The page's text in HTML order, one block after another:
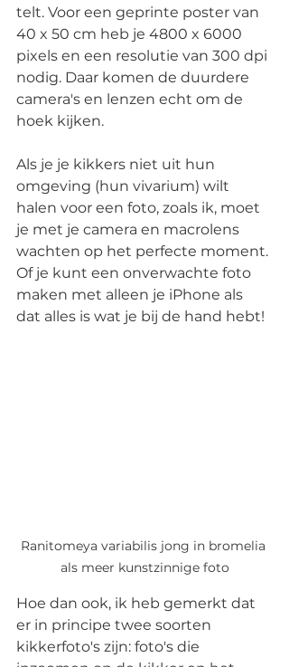
telt. Voor een geprinte poster van
40 x 50 cm heb je 4800 x 6000
pixels en een resolutie van 300 dpi
nodig. Daar komen de duurdere
camera's en lenzen echt om de
hoek kijken.
Als je je kikkers niet uit hun
omgeving (hun vivarium) wilt
halen voor een foto, zoals ik, moet
je met je camera en macrolens
wachten op het perfecte moment.
Of je kunt een onverwachte foto
maken met alleen je iPhone als
dat alles is wat je bij de hand hebt!
Ranitomeya variabilis jong in bromelia
als meer kunstzinnige foto
Hoe dan ook, ik heb gemerkt dat
er in principe twee soorten
kikkerfoto's zijn: foto's die